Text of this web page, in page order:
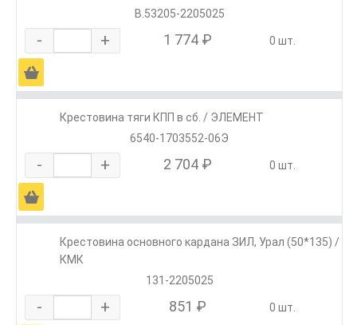
В.53205-2205025
- + 1 774 ₽ 0 шт.
Ä
Крестовина тяги КПП в сб. / ЭЛЕМЕНТ
6540-1703552-06Э
- + 2 704 ₽ 0 шт.
Ä
Крестовина основного кардана ЗИЛ, Урал (50*135) /
КМК
131-2205025
- + 851 ₽ 0 шт.